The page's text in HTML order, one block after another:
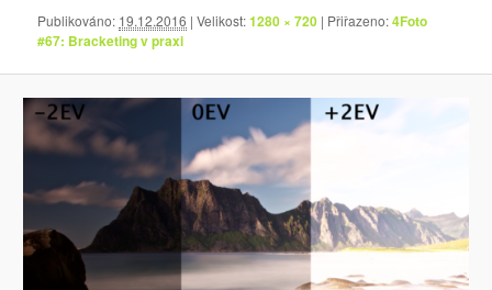
Publikováno: 19.12.2016 | Velikost:1280 × 720 | Přiřazeno:4Foto
#67: Bracketing v praxi